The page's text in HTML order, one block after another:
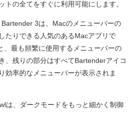
トの全てをすぐに利用可能にします。
3は、Macのメニューバーの
たりできる人気のあるMacアプリで
、最も頻繁に使用するメニューバーの
、残りの部分はすべてBartenderアイコ
効率的なメニューバーが表示されま
は、ダークモードをもっと細かく制御